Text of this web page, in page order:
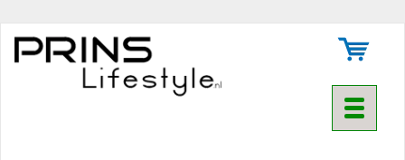
Toggle